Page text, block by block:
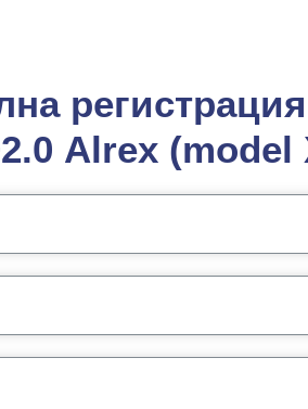
регистрация
Alrex (model